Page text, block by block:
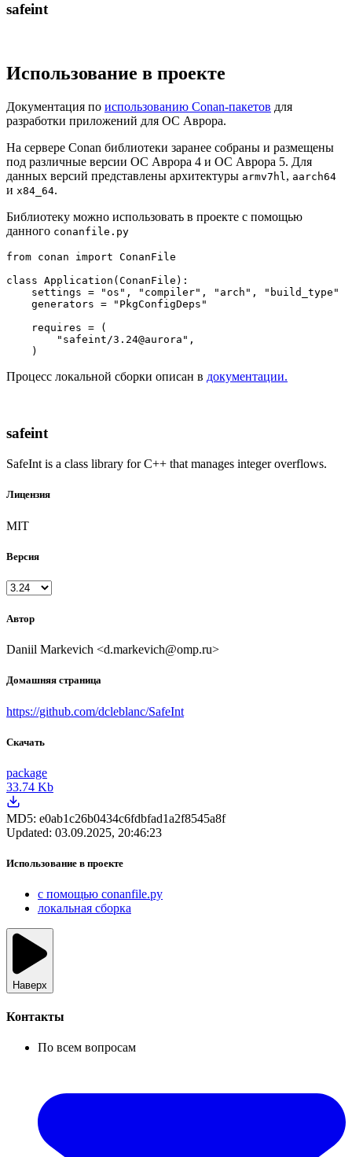
safeint
Использование в проекте
Документация по использованию Conan-пакетов для
разработки приложений для ОС Аврора.
На сервере Conan библиотеки заранее собраны и размещены
под различные версии ОС Аврора 4 и ОC Аврора 5. Для
данных версий представлены архитектуры armv7hl , aarch64
и x84_64.
Библиотеку можно использовать в проекте с помощью
данного conanfile.py
from conan import ConanFile
class Application ( ConanFile ):
    settings =
"os" , "compiler" , "arch" ,
"build_type"
    generators =
"PkgConfigDeps"
    requires = (
"safeint/3.24@aurora" ,
Процесс локальной сборки описан в документации.
safeint
SafeInt is a class library for C++ that manages integer overflows.
Лицензия
MIT
Версия
Автор
Daniil Markevich <d.markevich@omp.ru>
Домашняя страница
https://github.com/dcleblanc/SafeInt
Скачать
package
33.74 Kb
MD5: e0ab1c26b0434c6fdbfad1a2f8545a8f
Updated: 03.09.2025, 20:46:23
Использование в проекте
с помощью conanfile.py
локальная сборка
Наверх
Контакты
По всем вопросам